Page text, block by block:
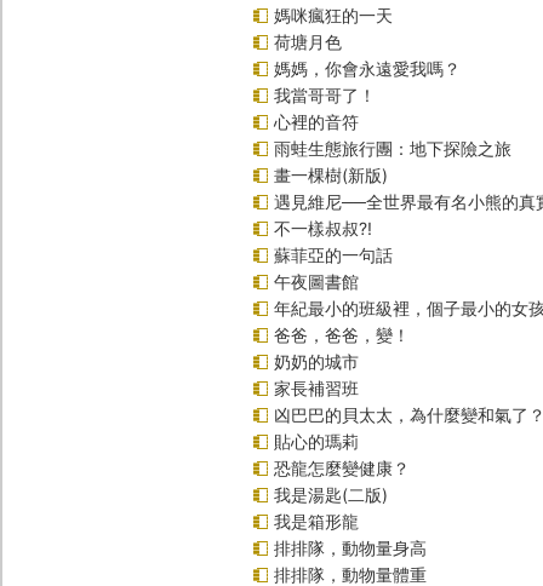
媽咪瘋狂的一天
荷塘月色
媽媽，你會永遠愛我嗎？
我當哥哥了！
心裡的音符
雨蛙生態旅行團：地下探險之旅
畫一棵樹(新版)
遇見維尼──全世界最有名小熊的真
不一樣叔叔?!
蘇菲亞的一句話
午夜圖書館
年紀最小的班級裡，個子最小的女
爸爸，爸爸，變！
奶奶的城市
家長補習班
凶巴巴的貝太太，為什麼變和氣了
貼心的瑪莉
恐龍怎麼變健康？
我是湯匙(二版)
我是箱形龍
排排隊，動物量身高
排排隊，動物量體重